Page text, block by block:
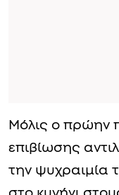
Μόλις ο πρώην
επιβίωσης
την ψυχραιμία